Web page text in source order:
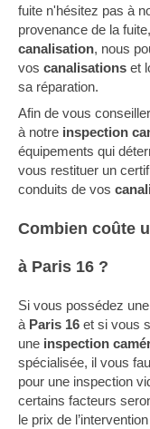
fuite n'hésitez pas à
provenance de la
canalisation, nous
vos canalisations et
sa réparation.
Afin de vous
à notre inspection
équipements qui
vous restituer un
conduits de vos
Combien coûte
à Paris 16 ?
Si vous possédez
à Paris 16 et si vous
une inspection
spécialisée, il vous
pour une inspection
certains facteurs
le prix de